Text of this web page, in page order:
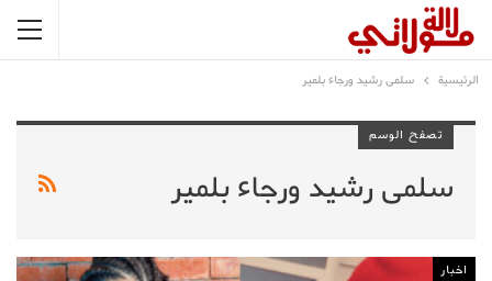
الرئيسية سلمى رشيد ورجاء بلمير
تصفح الوسم
سلمى رشيد ورجاء بلمير
اخبار